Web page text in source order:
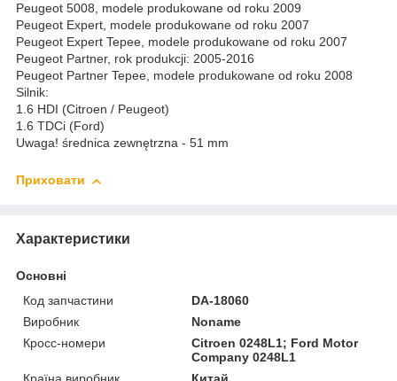
Peugeot 5008, modele produkowane od roku 2009
Peugeot Expert, modele produkowane od roku 2007
Peugeot Expert Tepee, modele produkowane od roku 2007
Peugeot Partner, rok produkcji: 2005-2016
Peugeot Partner Tepee, modele produkowane od roku 2008
Silnik:
1.6 HDI (Citroen / Peugeot)
1.6 TDCi (Ford)
Uwaga! średnica zewnętrzna - 51 mm
Приховати
Характеристики
Основні
Код запчастини
DA-18060
Виробник
Noname
Кросс-номери
Citroen 0248L1; Ford Motor
Company 0248L1
Країна виробник
Китай